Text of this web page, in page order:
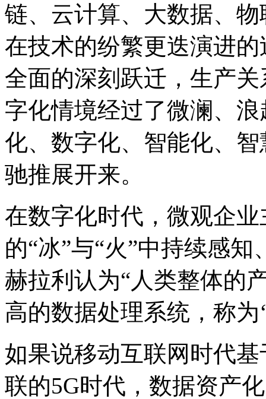
链、云计算、大数据、
在技术的纷繁更迭演进
全面的深刻跃迁，生产
字化情境经过了微澜、
化、数字化、智能化、
驰推展开来。
在数字化时代，微观企
的“冰”与“火”中持续感
赫拉利认为“人类整体的
高的数据处理系统，称为
如果说移动互联网时代
联的5G时代，数据资产